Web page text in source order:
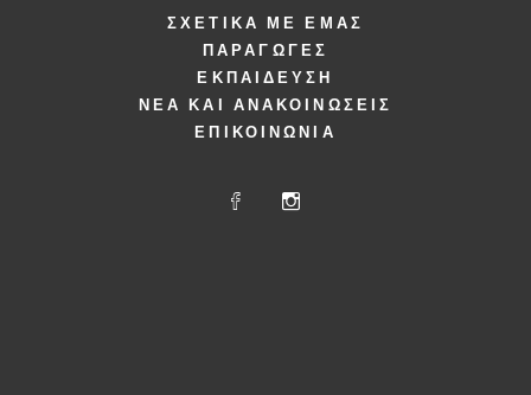
ΣΧΕΤΙΚΆ ΜΕ ΕΜΆΣ
ΠΑΡΑΓΩΓΈΣ
ΕΚΠΑΊΔΕΥΣΗ
ΝΈΑ ΚΑΙ ΑΝΑΚΟΙΝΏΣΕΙΣ
ΕΠΙΚΟΙΝΩΝΊΑ